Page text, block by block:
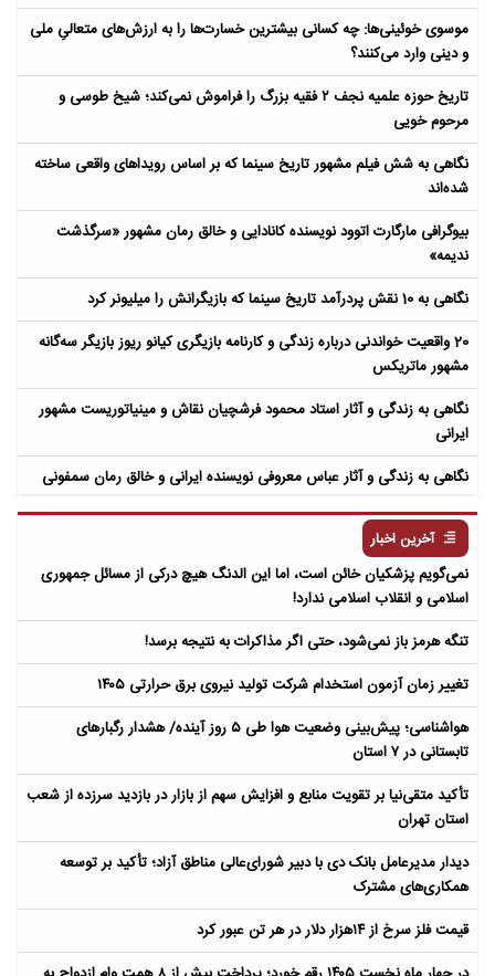
موسوی خوئینی‌ها: چه کسانی بیشترین خسارت‌ها را به ارزش‌های متعالیِ ملی
و دینی وارد می‌کنند؟
تاریخ حوزه علمیه نجف ۲ فقیه بزرگ را فراموش نمی‌کند؛ شیخ طوسی و
مرحوم خویی
نگاهی به شش فیلم مشهور تاریخ سینما که بر اساس رویداهای واقعی ساخته
شده‌اند
بیوگرافی مارگارت اتوود نویسنده کانادایی و خالق رمان مشهور «سرگذشت
ندیمه»
نگاهی به 10 نقش پردرآمد تاریخ سینما که بازیگرانش را میلیونر کرد
20 واقعیت خواندنی درباره زندگی و کارنامه بازیگری کیانو ریوز بازیگر سه‌گانه
مشهور ماتریکس
نگاهی به زندگی و آثار استاد محمود فرشچیان نقاش و مینیاتوریست مشهور
ایرانی
نگاهی به زندگی و آثار عباس معروفی نویسنده ایرانی و خالق رمان سمفونی
آخرین اخبار
نمی‌گویم پزشکیان خائن است، اما این الدنگ هیچ درکی از مسائل جمهوری
اسلامی و انقلاب اسلامی ندارد!
تنگه هرمز باز نمی‌شود، حتی اگر مذاکرات به نتیجه برسد!
تغییر زمان آزمون استخدام شرکت تولید نیروی برق حرارتی ۱۴۰۵
هواشناسی؛ پیش‌بینی وضعیت هوا طی ۵ روز آینده/ هشدار رگبارهای
تابستانی در ۷ استان
تأکید متقی‌نیا بر تقویت منابع و افزایش سهم از بازار در بازدید سرزده از شعب
استان تهران
دیدار مدیرعامل بانک دی با دبیر شورای‌عالی مناطق آزاد؛ تأکید بر توسعه
همکاری‌های مشترک
قیمت فلز سرخ از ۱۴هزار دلار در هر تن عبور کرد